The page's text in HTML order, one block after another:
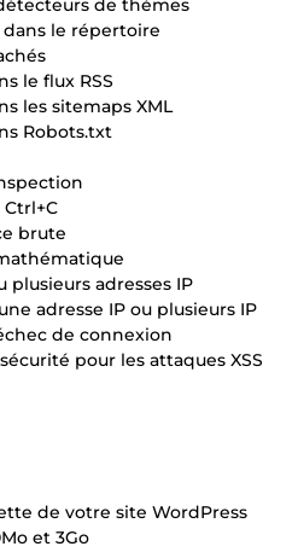
de thèmes
le répertoire
le flux RSS
les sitemaps XML
Robots.txt
Ctrl+C
brute
plusieurs adresses IP
adresse IP ou plusieurs IP
de connexion
pour les attaques XSS
de votre site WordPress
et 3Go